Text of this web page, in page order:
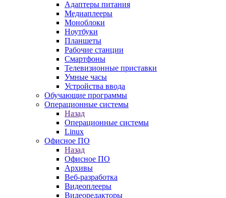
Адаптеры питания
Медиаплееры
Моноблоки
Ноутбуки
Планшеты
Рабочие станции
Смартфоны
Телевизионные приставки
Умные часы
Устройства ввода
Обучающие программы
Операционные системы
Назад
Операционные системы
Linux
Офисное ПО
Назад
Офисное ПО
Архивы
Веб-разработка
Видеоплееры
Видеоредакторы